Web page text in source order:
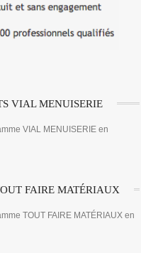
VIAL MENUISERIE
VIAL MENUISERIE en
FAIRE MATÉRIAUX
TOUT FAIRE MATÉRIAUX en